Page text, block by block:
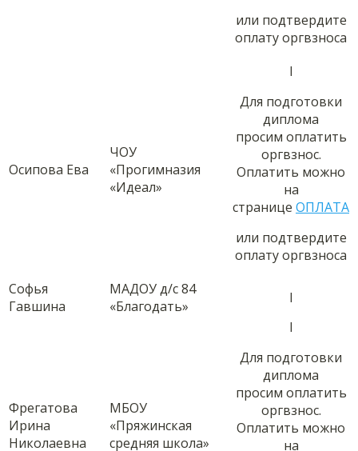
или подтвердите
оплату оргвзноса
Осипова Ева
ЧОУ
«Прогимназия
«Идеал»
I
Для подготовки
диплома
просим оплатить
оргвзнос.
Оплатить можно
на
странице ОПЛАТА
или подтвердите
оплату оргвзноса
Софья
Гавшина
МАДОУ д/с 84
«Благодать»
I
Фрегатова
Ирина
Николаевна
МБОУ
«Пряжинская
средняя школа»
I
Для подготовки
диплома
просим оплатить
оргвзнос.
Оплатить можно
на